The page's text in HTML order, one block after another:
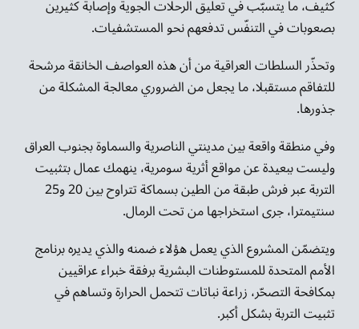
كثيف، ما يتسبّب في تعليق الرحلات الجوية وإصابة كثيرين
بصعوبات في التنفّس تدفعهم نحو المستشفيات.
وتحذّر السلطات العراقية من أن هذه العواصف الخانقة مرشحة
للتفاقم مستقبلا، ما يجعل من الضروري معالجة المشكلة من
جذورها.
وفي منطقة واقعة بين مدينتي الناصرية والسماوة بجنوب العراق
وليست ببعيدة عن مواقع أثرية سومرية، ينهمك عمال بتثبيت
التربة عبر فرش طبقة من الطين بسماكة تتراوح بين 20 و25
سنتيمترا، جرى استخراجها من تحت الرمال.
ويتضمّن المشروع الذي يعمل هؤلاء ضمنه والذي يديره برنامج
الأمم المتحدة للمستوطنات البشرية برفقة خبراء عراقيين
بمكافحة التصحّر، زراعة نباتات تتحمل الحرارة وتساهم في
تثبيت التربة بشكل أكبر.